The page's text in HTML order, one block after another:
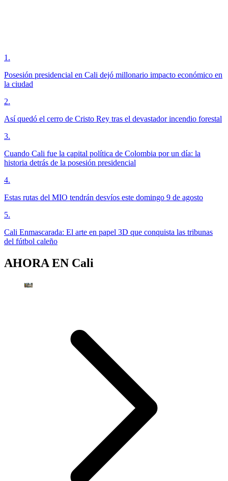
1 .
Posesión presidencial en Cali dejó millonario impacto económico en
la ciudad
2.
Así quedó el cerro de Cristo Rey tras el devastador incendio forestal
3.
Cuando Cali fue la capital política de Colombia por un día: la
historia detrás de la posesión presidencial
4.
Estas rutas del MIO tendrán desvíos este domingo 9 de agosto
5.
Cali Enmascarada: El arte en papel 3D que conquista las tribunas
del fútbol caleño
AHORA EN Cali